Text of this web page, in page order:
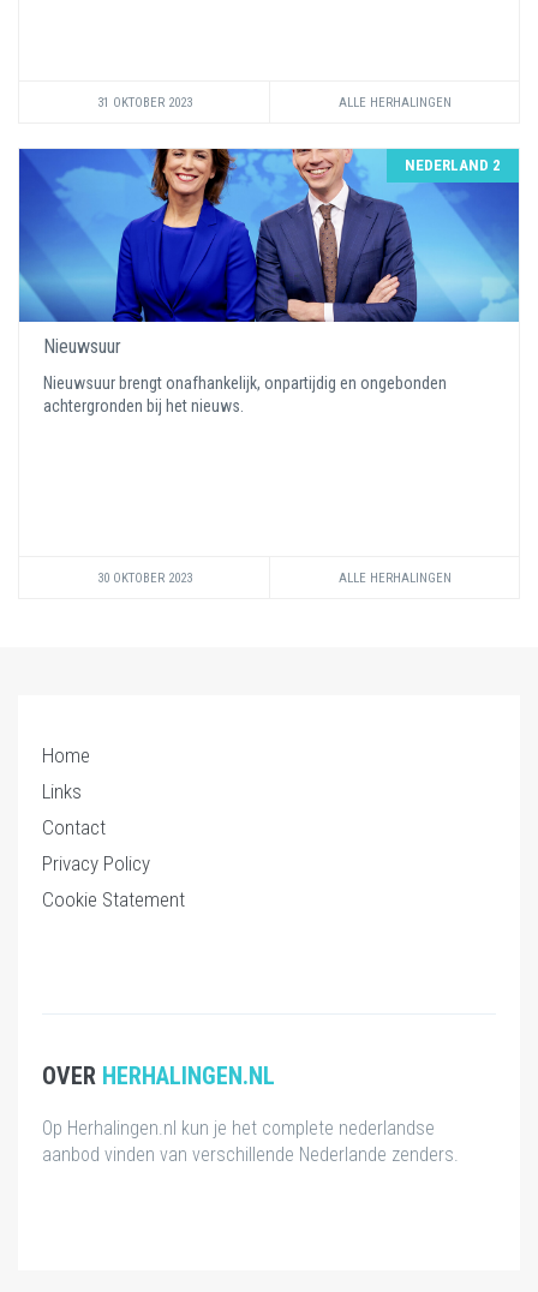
31 OKTOBER 2023 ALLE HERHALINGEN
NEDERLAND 2
Nieuwsuur
Nieuwsuur brengt onafhankelijk, onpartijdig en ongebonden
achtergronden bij het nieuws.
30 OKTOBER 2023 ALLE HERHALINGEN
Home
Links
Contact
Privacy Policy
Cookie Statement
OVER HERHALINGEN.NL
Op Herhalingen.nl kun je het complete nederlandse
aanbod vinden van verschillende Nederlande zenders.